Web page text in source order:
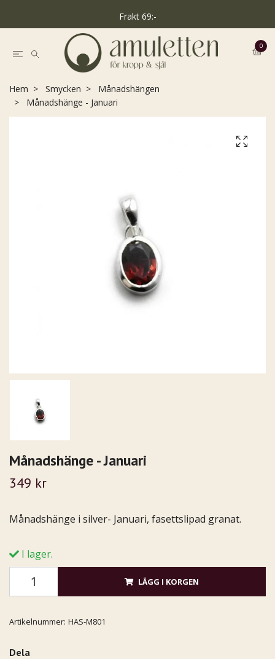
Frakt 69:-
0
Hem Smycken
Månadshängen
Månadshänge - Januari
Månadshänge - Januari
349 kr
Månadshänge i silver- Januari, fasettslipad granat.
I lager.
LÄGG I KORGEN
Artikelnummer: HAS-M801
Dela